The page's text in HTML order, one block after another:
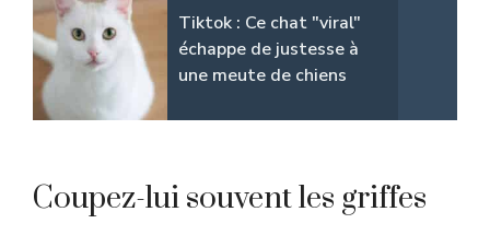
Tiktok : Ce chat "viral"
échappe de justesse à
une meute de chiens
Coupez-lui souvent les griffes